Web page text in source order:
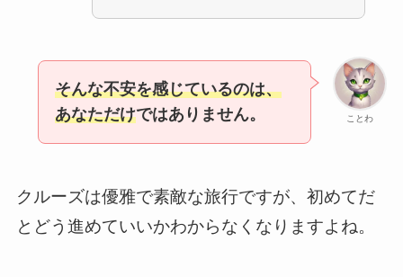
ことわ
そんな不安を感じているのは、
あなただけではありません。
クルーズは優雅で素敵な旅行ですが、初めてだ
とどう進めていいかわからなくなりますよね。